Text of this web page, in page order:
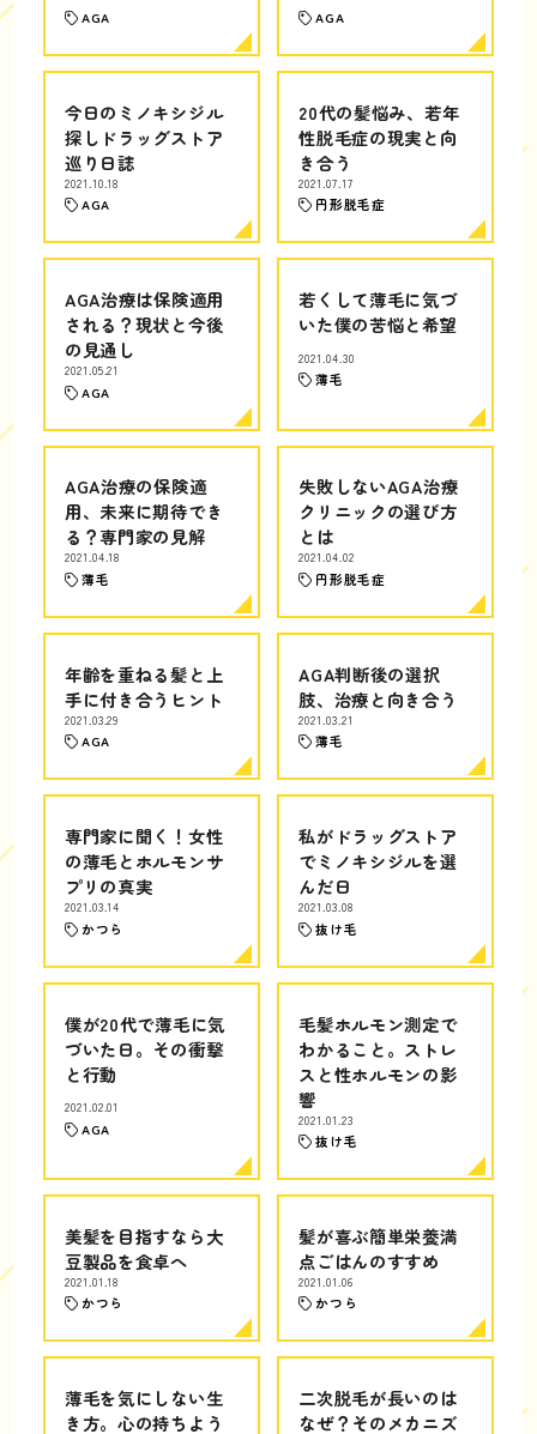
AGA AGA
今日のミノキシジル
探しドラッグストア
巡り日誌
2021.10.18
AGA
20代の髪悩み、若年
性脱毛症の現実と向
き合う
2021.07.17
円形脱毛症
AGA治療は保険適用
される？現状と今後
の見通し
2021.05.21
AGA
若くして薄毛に気づ
いた僕の苦悩と希望
2021.04.30
薄毛
AGA治療の保険適
用、未来に期待でき
る？専門家の見解
2021.04.18
薄毛
失敗しないAGA治療
クリニックの選び方
とは
2021.04.02
円形脱毛症
年齢を重ねる髪と上
手に付き合うヒント
2021.03.29
AGA
AGA判断後の選択
肢、治療と向き合う
2021.03.21
薄毛
専門家に聞く！女性
の薄毛とホルモンサ
プリの真実
2021.03.14
かつら
私がドラッグストア
でミノキシジルを選
んだ日
2021.03.08
抜け毛
僕が20代で薄毛に気
づいた日。その衝撃
と行動
2021.02.01
AGA
毛髪ホルモン測定で
わかること。ストレ
スと性ホルモンの影
響
2021.01.23
抜け毛
美髪を目指すなら大
豆製品を食卓へ
2021.01.18
かつら
髪が喜ぶ簡単栄養満
点ごはんのすすめ
2021.01.06
かつら
薄毛を気にしない生
き方。心の持ちよう
二次脱毛が長いのは
なぜ？そのメカニズ